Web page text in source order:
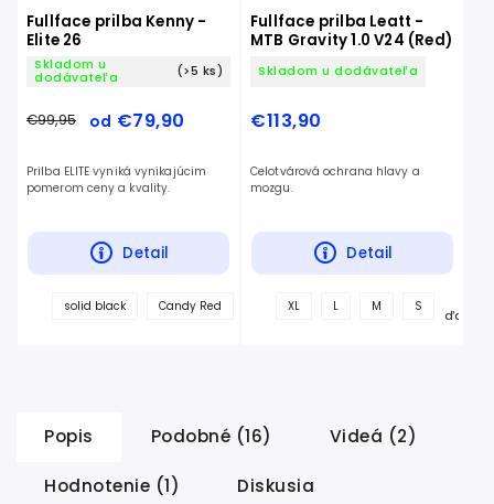
Fullface prilba Kenny -
Elite 26
Skladom u
dodávateľa
(>5 ks)
€99,95 od €79,90
Detail
Prilba ELITE vyniká vynikajúcim
pomerom ceny a kvality.
solid black Candy Red Candy Blue Graphic+Steel
Fullface prilba Leatt -
MTB Gravity 1.0 V24 (Red)
Skladom u dodávateľa
€113,90
Detail
Celotvárová ochrana hlavy a
mozgu.
XL L M S
ďalšie
Popis Podobné (16) Videá (2)
Hodnotenie (1) Diskusia